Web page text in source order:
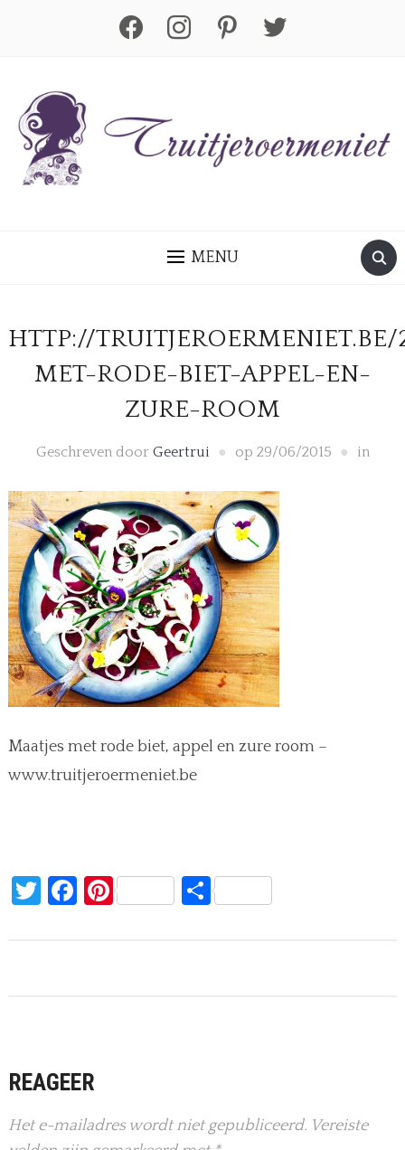
facebook instagram pinterest twitter
MENU
HTTP://
MET-RODE-BIET-APPEL-EN-
ZURE-ROOM
Geschreven door Geertrui op 29/06/2015 in
Maatjes met rode biet, appel en zure room –
www.truitjeroermeniet.be
Twitter
Facebook
PinterestDelen
REAGEER
Het e-mailadres wordt niet gepubliceerd. Vereiste